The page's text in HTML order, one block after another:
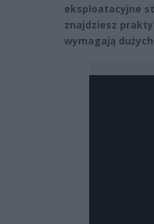
eksploatacyjne
znajdziesz
wymagają